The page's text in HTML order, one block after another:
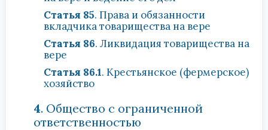
Статья 85. Права и обязанности
вкладчика товарищества на вере
Статья 86. Ликвидация товарищества на
вере
Статья 86.1. Крестьянское (фермерское)
хозяйство
4. Общество с ограниченной
ответственностью